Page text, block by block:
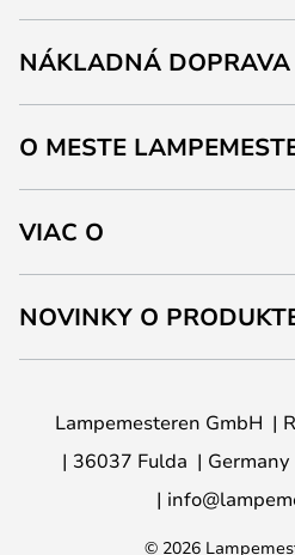
NÁKLADNÁ DOPRAVA
O MESTE
VIAC O
NOVINKY O
Lampemesteren GmbH
36037 Fulda
Germany
© 2026